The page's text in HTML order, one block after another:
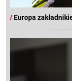
/Europa